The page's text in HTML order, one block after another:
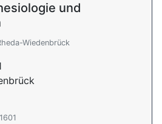
und
Wiedenbrück